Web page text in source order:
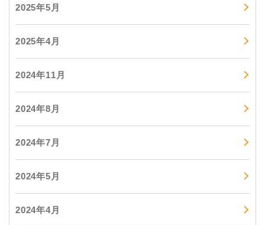
2025年5月
2025年4月
2024年11月
2024年8月
2024年7月
2024年5月
2024年4月